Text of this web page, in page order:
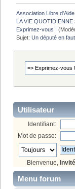
Association Libre
LA VIE QUOTIDIENNE
Exprimez-vous !
Sujet:Un député en
Utilisateur
Identifiant:
Mot de passe:
Bienvenue, Invité
Menu forum